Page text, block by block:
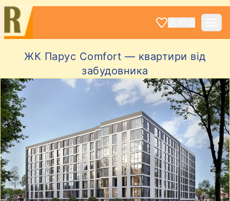
ЖК Парус Comfort — квартири від
забудовника